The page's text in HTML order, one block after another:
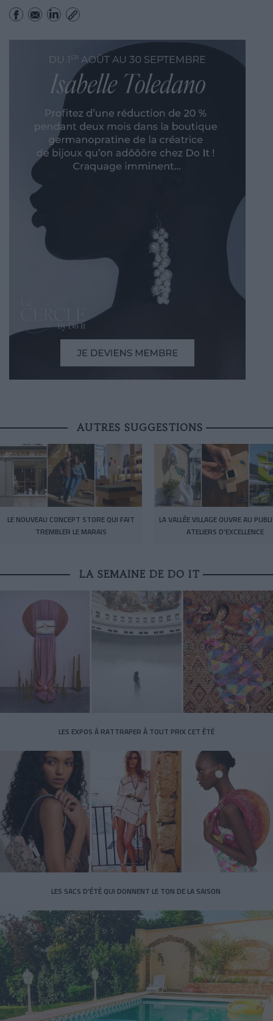
AUTRES SUGGESTIONS
LE NOUVEAU CONCEPT STORE QUI FAIT
TREMBLER LE MARAIS
LA VALLÉE VILLAGE OUVRE AU
ATELIERS D’EXCELLENCE
LA SEMAINE DE DO IT
LES EXPOS À RATTRAPER À TOUT PRIX CET ÉTÉ
LES SACS D’ÉTÉ QUI DONNENT LE TON DE LA SAISON